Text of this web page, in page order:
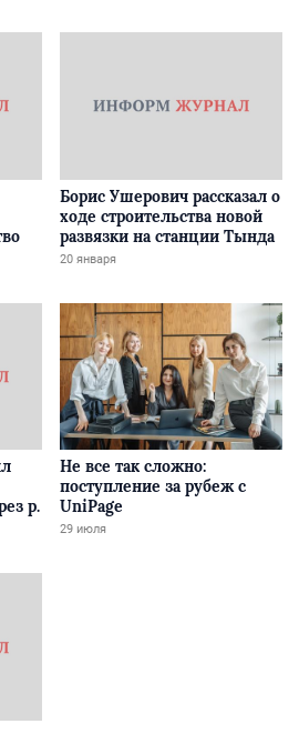
Борис Ушерович рассказал о
ходе строительства новой
развязки на станции Тында
20 января
р.
Не все так сложно:
поступление за рубеж с
UniPage
29 июля